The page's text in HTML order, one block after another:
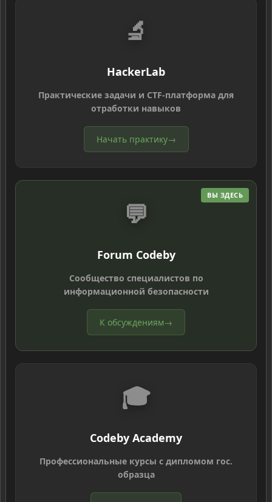
🔬
HackerLab
Практические задачи и CTF-платформа для
отработки навыков
Начать практику→
ВЫ ЗДЕСЬ
💬
Forum Codeby
Сообщество специалистов по
информационной безопасности
К обсуждениям→
🎓
Codeby Academy
Профессиональные курсы с дипломом гос.
образца